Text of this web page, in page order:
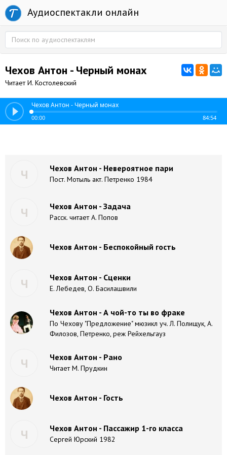
Аудиоспектакли онлайн
Чехов Антон - Черный монах
Читает И. Костолевский
Чехов Антон - Черный монах
00:00 84:54
Ч Чехов Антон - Невероятное пари
Пост. Мотыль акт. Петренко 1984
Ч Чехов Антон - Задача
Расск. читает А. Попов
Чехов Антон - Беспокойный гость
Ч Чехов Антон - Сценки
Е. Лебедев, О. Басилашвили
Чехов Антон - А чой-то ты во фраке
По Чехову "Предложение" мюзикл уч. Л. Полищук, А.
Филозов, Петренко, реж Рейхельгауз
Ч Чехов Антон - Рано
Читает М. Прудкин
Чехов Антон - Гость
Ч Чехов Антон - Пассажир 1-го класса
Сергей Юрский 1982